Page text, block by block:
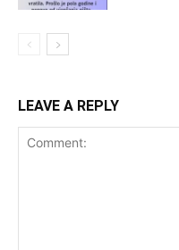
LEAVE A REPLY